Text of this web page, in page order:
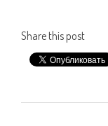
Share this post